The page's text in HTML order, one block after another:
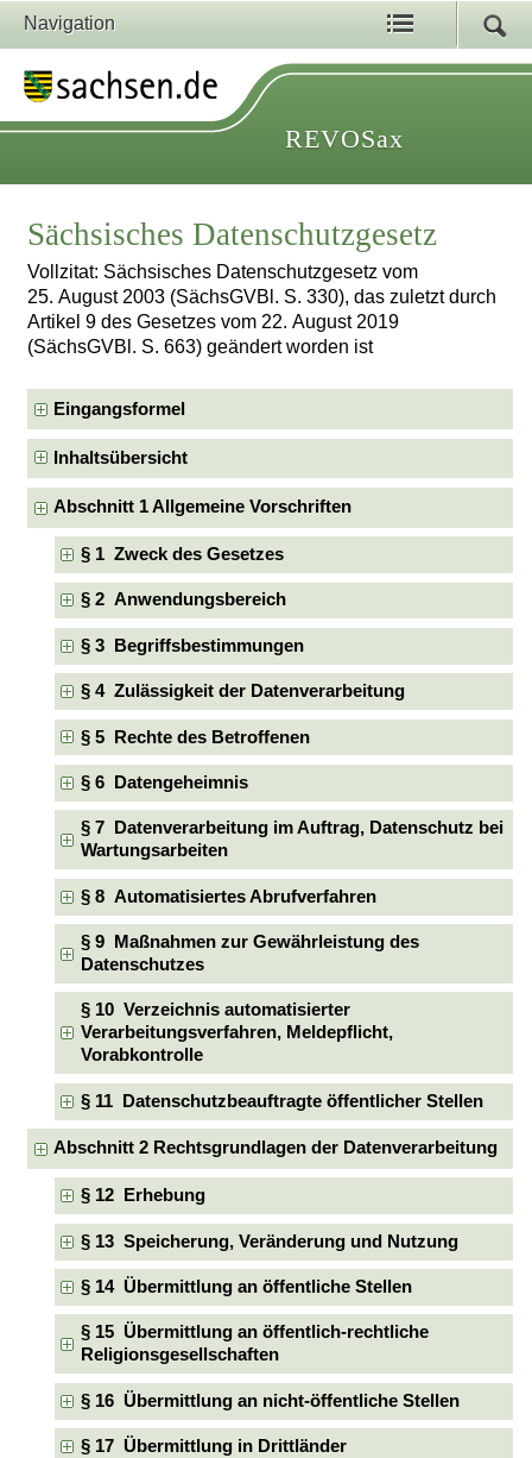
Navigation
REVOSax
Sächsisches Datenschutzgesetz
Vollzitat: Sächsisches Datenschutzgesetz vom
25. August 2003 (SächsGVBl. S. 330), das zuletzt durch
Artikel 9 des Gesetzes vom 22. August 2019
(SächsGVBl. S. 663) geändert worden ist
Eingangsformel
Inhaltsübersicht
Abschnitt 1 Allgemeine Vorschriften
§ 1 Zweck des Gesetzes
§ 2 Anwendungsbereich
§ 3 Begriffsbestimmungen
§ 4 Zulässigkeit der Datenverarbeitung
§ 5 Rechte des Betroffenen
§ 6 Datengeheimnis
§ 7 Datenverarbeitung im Auftrag, Datenschutz bei
Wartungsarbeiten
§ 8 Automatisiertes Abrufverfahren
§ 9 Maßnahmen zur Gewährleistung des
Datenschutzes
§ 10 Verzeichnis automatisierter
Verarbeitungsverfahren, Meldepflicht,
Vorabkontrolle
§ 11 Datenschutzbeauftragte öffentlicher Stellen
Abschnitt 2 Rechtsgrundlagen der Datenverarbeitung
§ 12 Erhebung
§ 13 Speicherung, Veränderung und Nutzung
§ 14 Übermittlung an öffentliche Stellen
§ 15 Übermittlung an öffentlich-rechtliche
Religionsgesellschaften
§ 16 Übermittlung an nicht-öffentliche Stellen
§ 17 Übermittlung in Drittländer